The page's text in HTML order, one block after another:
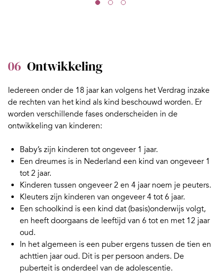
06 Ontwikkeling
Iedereen onder de 18 jaar kan volgens het Verdrag inzake
de rechten van het kind als kind beschouwd worden. Er
worden verschillende fases onderscheiden in de
ontwikkeling van kinderen:
Baby’s zijn kinderen tot ongeveer 1 jaar.
Een dreumes is in Nederland een kind van ongeveer 1
tot 2 jaar.
Kinderen tussen ongeveer 2 en 4 jaar noem je peuters.
Kleuters zijn kinderen van ongeveer 4 tot 6 jaar.
Een schoolkind is een kind dat (basis)onderwijs volgt,
en heeft doorgaans de leeftijd van 6 tot en met 12 jaar
oud.
In het algemeen is een puberergens tussen de tien en
achttien jaar oud. Dit is per persoon anders. De
puberteit is onderdeel van de adolescentie.